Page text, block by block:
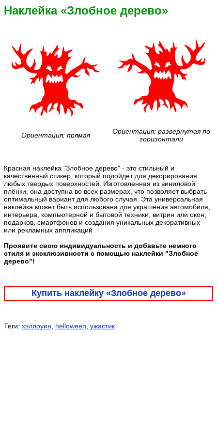
Наклейка «Злобное дерево»
Ориентация: прямая
Ориентация: развернутая по
горизонтали
Красная наклейка "Злобное дерево" - это стильный и
качественный стикер, который подойдет для декорирования
любых твердых поверхностей. Изготовленная из виниловой
плёнки, она доступна во всех размерах, что позволяет выбрать
оптимальный вариант для любого случая. Эта универсальная
наклейка может быть использована для украшения автомобиля,
интерьера, компьютерной и бытовой техники, витрин или окон,
подарков, смартфонов и создания уникальных декоративных
или рекламных аппликаций
Проявите свою индивидуальность и добавьте немного
стиля и эксклюзивности с помощью наклейки "Злобное
дерево"!
Купить наклейку «Злобное дерево»
Теги: хэллоуин, helloween, ужастик